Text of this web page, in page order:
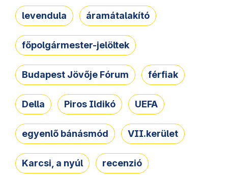
levendula áramátalakító
főpolgármester-jelöltek
Budapest Jövője Fórum férfiak
Della Piros Ildikó UEFA
egyenlő bánásmód VII.kerület
Karcsi, a nyúl recenzió